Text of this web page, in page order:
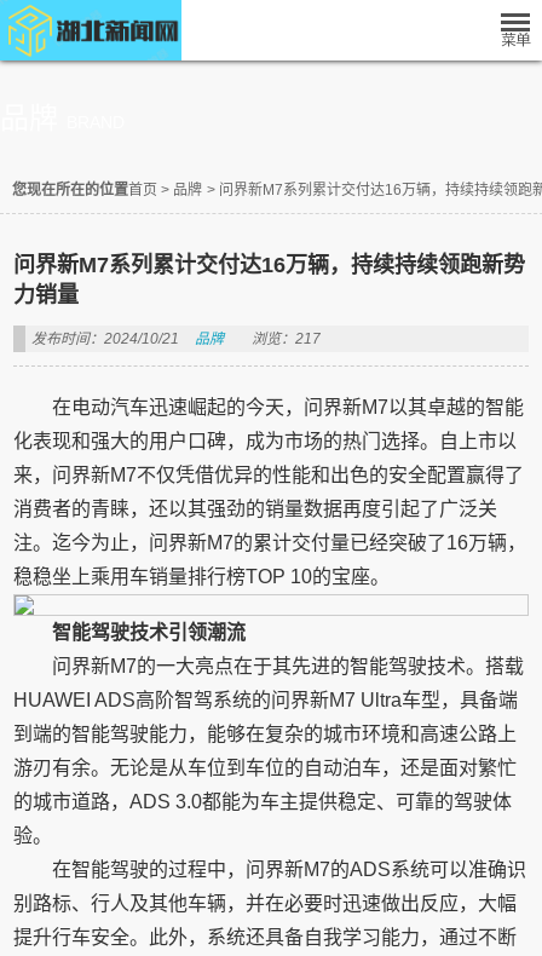
您现在所在的位置首页 > 品牌 > 问界新M7系列累计交付达16万辆，持续持续领跑
问界新M7系列累计交付达16万辆，持续持续领跑新势
力销量
发布时间：2024/10/21 品牌 浏览：217
在电动汽车迅速崛起的今天，问界新M7以其卓越的智能
化表现和强大的用户口碑，成为市场的热门选择。自上市以
来，问界新M7不仅凭借优异的性能和出色的安全配置赢得了
消费者的青睐，还以其强劲的销量数据再度引起了广泛关
注。迄今为止，问界新M7的累计交付量已经突破了16万辆，
稳稳坐上乘用车销量排行榜TOP 10的宝座。
智能驾驶技术引领潮流
问界新M7的一大亮点在于其先进的智能驾驶技术。搭载
HUAWEI ADS高阶智驾系统的问界新M7 Ultra车型，具备端
到端的智能驾驶能力，能够在复杂的城市环境和高速公路上
游刃有余。无论是从车位到车位的自动泊车，还是面对繁忙
的城市道路，ADS 3.0都能为车主提供稳定、可靠的驾驶体
验。
在智能驾驶的过程中，问界新M7的ADS系统可以准确识
别路标、行人及其他车辆，并在必要时迅速做出反应，大幅
提升行车安全。此外，系统还具备自我学习能力，通过不断